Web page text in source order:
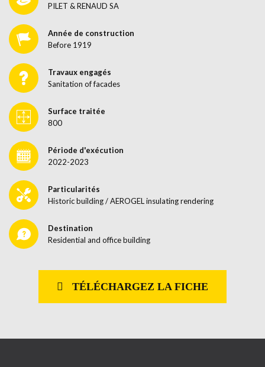
PILET & RENAUD SA
Année de construction
Before 1919
Travaux engagés
Sanitation of facades
Surface traitée
800
Période d'exécution
2022-2023
Particularités
Historic building / AEROGEL insulating rendering
Destination
Residential and office building
TÉLÉCHARGEZ LA FICHE